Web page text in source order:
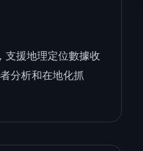
支援地理定位數據收
分析和在地化抓